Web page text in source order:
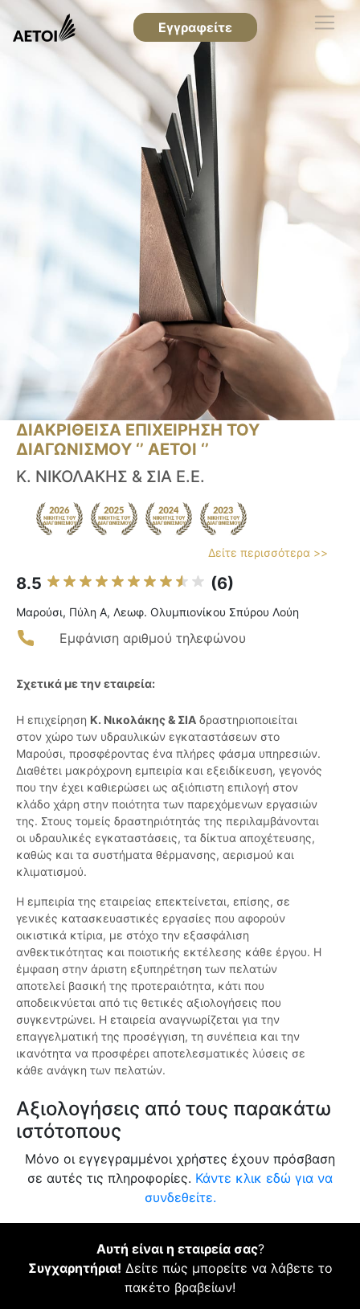
Εγγραφείτε
ΔΙΑΚΡΙΘΕΙΣΑ ΕΠΙΧΕΙΡΗΣΗ ΤΟΥ
ΔΙΑΓΩΝΙΣΜΟΥ ‘’ ΑΕΤΟΙ ‘’
Κ. ΝΙΚΟΛΑΚΗΣ & ΣΙΑ Ε.Ε.
Δείτε περισσότερα >>
8.5 (6)
Μαρούσι, Πύλη Α, Λεωφ. Ολυμπιονίκου Σπύρου Λούη
Εμφάνιση αριθμού τηλεφώνου
Σχετικά με την εταιρεία:
Η επιχείρηση Κ. Νικολάκης & ΣΙΑ δραστηριοποιείται
στον χώρο των υδραυλικών εγκαταστάσεων στο
Μαρούσι, προσφέροντας ένα πλήρες φάσμα υπηρεσιών.
Διαθέτει μακρόχρονη εμπειρία και εξειδίκευση, γεγονός
που την έχει καθιερώσει ως αξιόπιστη επιλογή στον
κλάδο χάρη στην ποιότητα των παρεχόμενων εργασιών
της. Στους τομείς δραστηριότητάς της περιλαμβάνονται
οι υδραυλικές εγκαταστάσεις, τα δίκτυα αποχέτευσης,
καθώς και τα συστήματα θέρμανσης, αερισμού και
κλιματισμού.
Η εμπειρία της εταιρείας επεκτείνεται, επίσης, σε
γενικές κατασκευαστικές εργασίες που αφορούν
οικιστικά κτίρια, με στόχο την εξασφάλιση
ανθεκτικότητας και ποιοτικής εκτέλεσης κάθε έργου. Η
έμφαση στην άριστη εξυπηρέτηση των πελατών
αποτελεί βασική της προτεραιότητα, κάτι που
αποδεικνύεται από τις θετικές αξιολογήσεις που
συγκεντρώνει. Η εταιρεία αναγνωρίζεται για την
επαγγελματική της προσέγγιση, τη συνέπεια και την
ικανότητα να προσφέρει αποτελεσματικές λύσεις σε
κάθε ανάγκη των πελατών.
Αξιολογήσεις από τους παρακάτω
ιστότοπους
Μόνο οι εγγεγραμμένοι χρήστες έχουν πρόσβαση
σε αυτές τις πληροφορίες. Κάντε κλικ εδώ για να
συνδεθείτε.
Αυτή είναι η εταιρεία σας?
Συγχαρητήρια! Δείτε πώς μπορείτε να λάβετε το
πακέτο βραβείων!